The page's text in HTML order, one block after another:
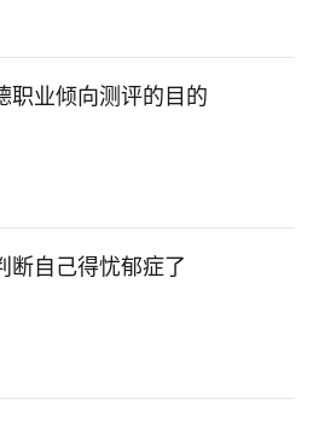
职业倾向测评的目的
断自己得忧郁症了